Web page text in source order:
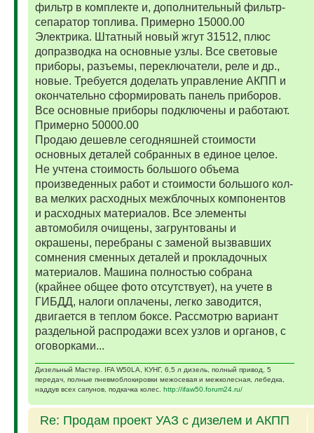
фильтр в комплекте и, дополнительный фильтр-
сепаратор топлива. Примерно 15000.00
Электрика. Штатный новый жгут 31512, плюс
допразводка на основные узлы. Все световые
приборы, разъемы, переключатели, реле и др.,
новые. Требуется доделать управление АКПП и
окончательно сформировать панель приборов.
Все основные приборы подключены и работают.
Примерно 50000.00
Продаю дешевле сегодняшней стоимости
основных деталей собранных в единое целое.
Не учтена стоимость большого объема
произведенных работ и стоимости большого кол-
ва мелких расходных межблочных компонентов
и расходных материалов. Все элементы
автомобиля очищены, загрунтованы и
окрашены, перебраны с заменой вызвавших
сомнения сменных деталей и прокладочных
материалов. Машина полностью собрана
(крайнее общее фото отсутствует), на учете в
ГИБДД, налоги оплачены, легко заводится,
двигается в теплом боксе. Рассмотрю вариант
раздельной распродажи всех узлов и органов, с
оговорками...
Дизельный Мастер. IFA W50LA, КУНГ, 6,5 л дизель, полный привод, 5
передач, полные пневмоблокировки межосевая и межколесная, лебедка,
наддув всех сапунов, подкачка колес. http://ifaw50.forum24.ru/
Re: Продам проект УАЗ с дизелем и АКПП